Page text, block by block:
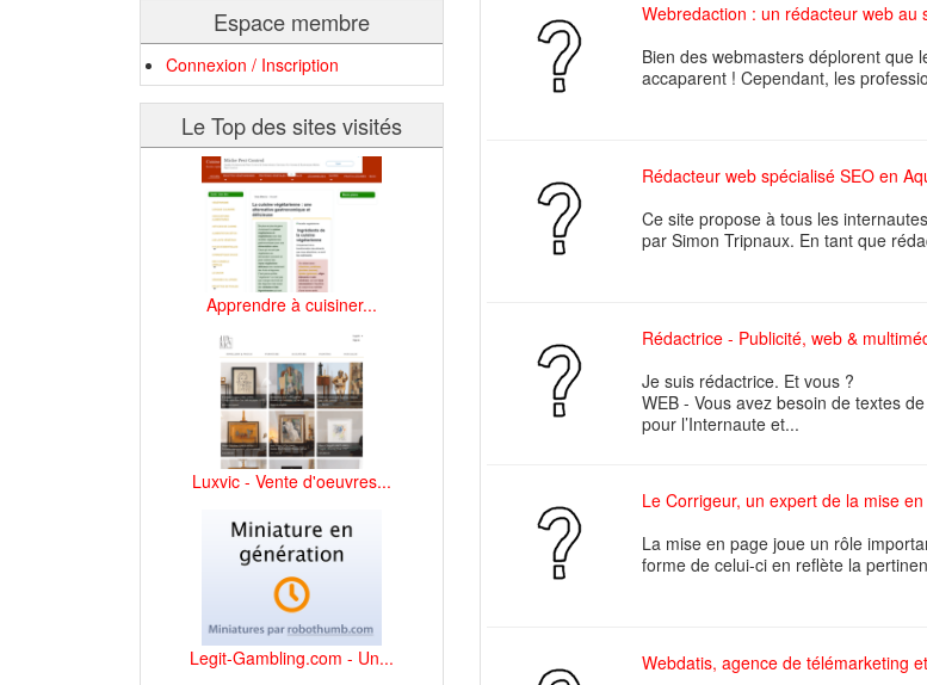
Espace membre
Connexion / Inscription
Le Top des sites visités
Apprendre à cuisiner...
Luxvic - Vente d'oeuvres...
Legit-Gambling.com - Un...
Webredaction : un rédacteur web au
Bien des webmasters déplorent que
accaparent ! Cependant, les
Rédacteur web spécialisé SEO en
Ce site propose à tous les
par Simon Tripnaux. En tant que
Rédactrice - Publicité, web &
Je suis rédactrice. Et vous ?
WEB - Vous avez besoin de textes
pour l’Internaute et...
Le Corrigeur, un expert de la mise
La mise en page joue un rôle
forme de celui-ci en reflète la
Webdatis, agence de télémarketing